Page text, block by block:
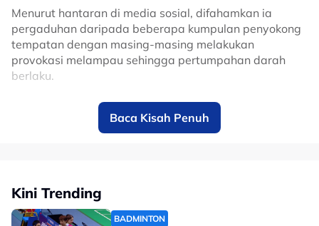
Menurut hantaran di media sosial, difahamkan ia
pergaduhan daripada beberapa kumpulan penyokong
tempatan dengan masing-masing melakukan
provokasi melampau sehingga pertumpahan darah
berlaku.
Video yang tular menyaksikan keadaan tidak terkawan
sehingga menyebabkan kesesakan lalu lintas sebelum
semuanya berundur dan suasana kembali tenang untuk
Baca Kisah Penuh
Kini Trending
BADMINTON